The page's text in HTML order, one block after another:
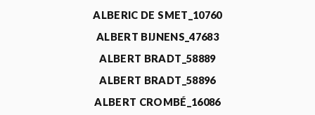
ALBERIC DE SMET_10760
ALBERT BIJNENS_47683
ALBERT BRADT_58889
ALBERT BRADT_58896
ALBERT CROMBÉ_16086